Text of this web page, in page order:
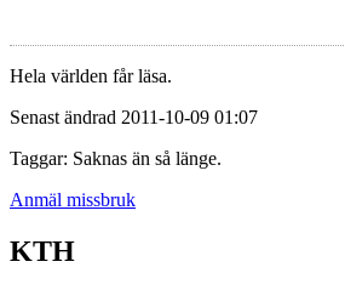
Hela världen får läsa.
Senast ändrad 2011-10-09 01:07
Taggar: Saknas än så länge.
Anmäl missbruk
KTH